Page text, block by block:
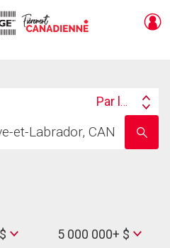
Search
Par lieu
nom
Max
5 000 000+ $